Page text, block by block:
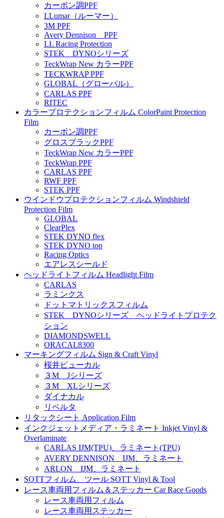
カーボン調PPF
LLumar（ルーマー）
3M PPF
Avery Dennison PPF
LL Racing Protection
STEK DYNOシリーズ
TeckWrap New カラーPPF
TECKWRAP PPF
GLOBAL（グローバル）
CARLAS PPF
RITEC
カラープロテクションフィルム ColorPaint Protection
Film
カーボン調PPF
グロスブラックPPF
TeckWrap New カラーPPF
TeckWrap PPF
CARLAS PPF
RWF PPF
STEK PPF
ウインドウプロテクションフィルム Windshield
Protection Film
GLOBAL
ClearPlex
STEK DYNO flex
STEK DYNO top
Racing Optics
エアレスシールド
ヘッドライトフィルム Headlight Film
CARLAS
ラミンクス
ドットマトリックスフィルム
STEK DYNOシリーズ ヘッドライトプロテク
ション
DIAMONDSWELL
ORACAL8300
マーキングフィルム Sign & Craft Vinyl
桜井ビューカル
３M Jシリーズ
３M XLシリーズ
ダイナカル
リベルタ
リタックシート Application Film
インクジェットメディア・ラミネート Inkjet Vinyl &
Overlaminate
CARLAS IJM(TPU)、ラミネート(TPU)
AVERY DENNISON IJM、ラミネート
ARLON IJM、ラミネート
SOTTフィルム、ツール SOTT Vinyl & Tool
レース車両用フィルム＆ステッカー Car Race Goods
レース車両用フィルム
レース車両用ステッカー